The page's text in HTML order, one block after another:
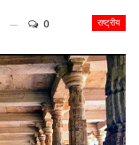
राष्ट्रीय
0